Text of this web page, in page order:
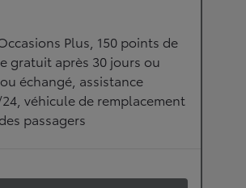
Plus, 150 points de
gratuit après 30 jours ou
échangé, assistance
véhicule de remplacement
passagers